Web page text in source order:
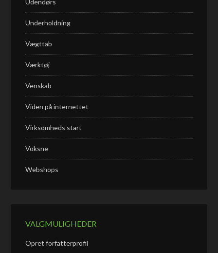
Udendørs
Underholdning
Vægttab
Værktøj
Venskab
Viden på internettet
Virksomheds start
Voksne
Webshops
VALGMULIGHEDER
Opret forfatterprofil